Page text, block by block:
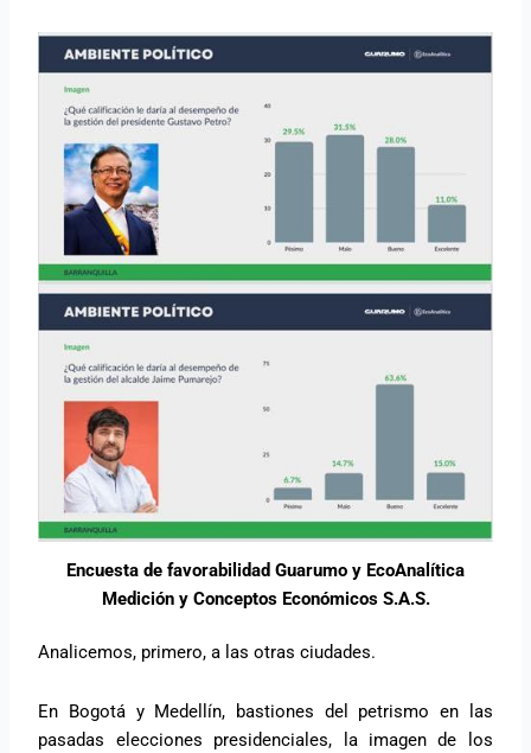
Encuesta de favorabilidad Guarumo y EcoAnalítica
Medición y Conceptos Económicos S.A.S.
Analicemos, primero, a las otras ciudades.
En Bogotá y Medellín, bastiones del petrismo en las
pasadas elecciones presidenciales, la imagen de los